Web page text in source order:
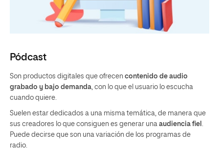
Pódcast
Son productos digitales que ofrecen contenido de audio
grabado y bajo demanda, con lo que el usuario lo escucha
cuando quiere.
Suelen estar dedicados a una misma temática, de manera que
sus creadores lo que consiguen es generar una audiencia fiel .
Puede decirse que son una variación de los programas de
radio.